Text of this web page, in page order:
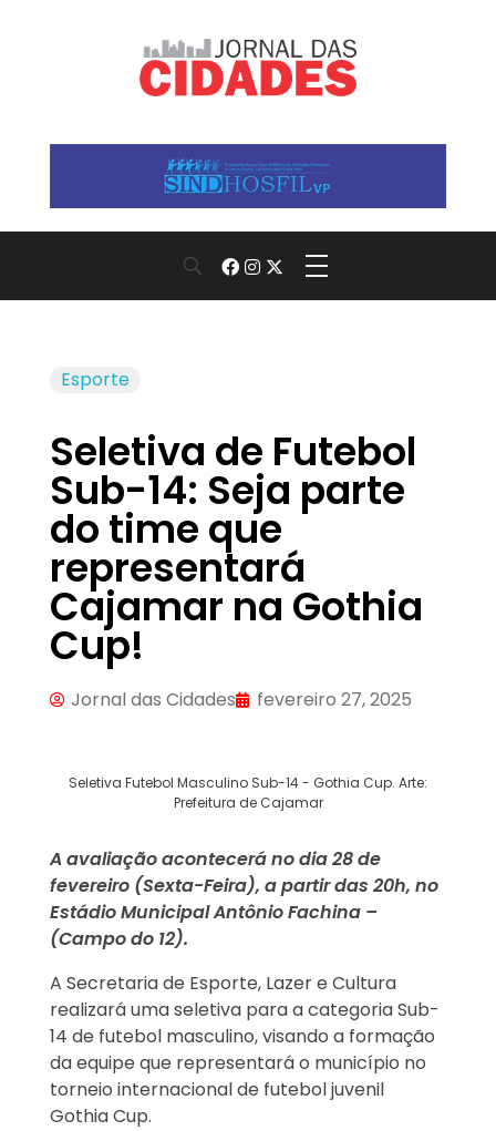
Esporte
Seletiva de Futebol
Sub-14: Seja parte
do time que
representará
Cajamar na Gothia
Cup!
Jornal das Cidades fevereiro 27, 2025
Seletiva Futebol Masculino Sub-14 - Gothia Cup. Arte:
Prefeitura de Cajamar
A avaliação acontecerá no dia 28 de
fevereiro (Sexta-Feira), a partir das 20h, no
Estádio Municipal Antônio Fachina –
(Campo do 12).
A Secretaria de Esporte, Lazer e Cultura
realizará uma seletiva para a categoria Sub-
14 de futebol masculino, visando a formação
da equipe que representará o município no
torneio internacional de futebol juvenil
Gothia Cup.